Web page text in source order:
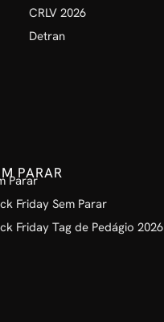
CRLV 2026
Detran
PARAR
Parar
Friday Sem Parar
Friday Tag de Pedágio 2026